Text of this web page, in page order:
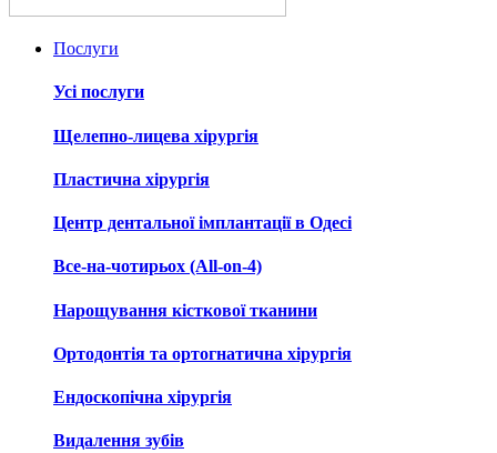
Послуги
Усі послуги
Щелепно-лицева хірургія
Пластична хірургія
Центр дентальної імплантації в Одесі
Все-на-чотирьох (All-on-4)
Нарощування кісткової тканини
Ортодонтія та ортогнатична хірургія
Ендоскопічна хірургія
Видалення зубів